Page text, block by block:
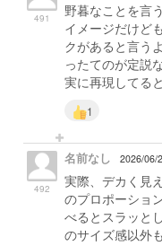
491
野暮なことを言
イメージだけど
クがあると言う
ったてのが定説
実に再現してる
1
492
名前なし 2026/06/
実際、デカく見
のプロポーショ
べるとスラッと
のサイズ感以外